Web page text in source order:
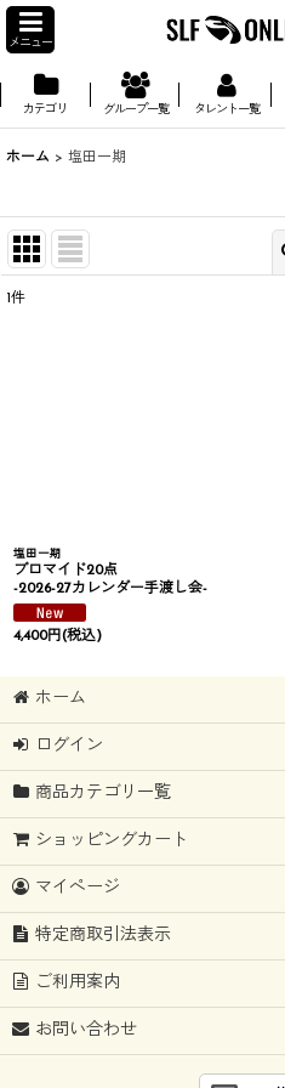
メニュー
カテゴリ グループ一覧 タレント一覧
ホーム > 塩田一期
1件
塩田一期
ブロマイド20点
-2026-27カレンダー手渡し会-
4,400円(税込)
ホーム
ログイン
商品カテゴリ一覧
ショッピングカート
マイページ
特定商取引法表示
ご利用案内
お問い合わせ